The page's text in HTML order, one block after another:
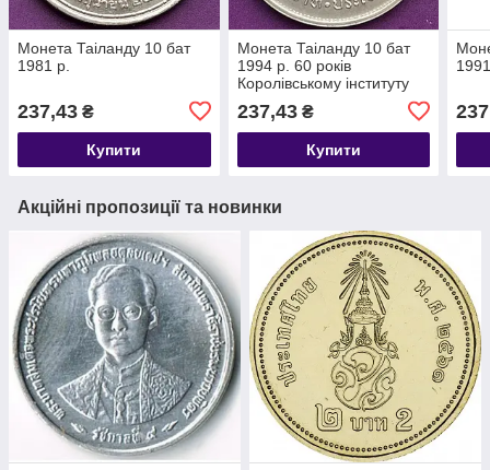
Монета Таіланду 10 бат
1981 р.
237,43 ₴
Купити
Монета Таіланду 10 бат
1994 р. 60 років
Королівському інституту
237,43₴
Купити
Акційні пропозиції та новинки